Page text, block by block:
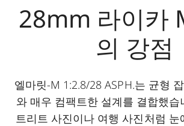
28mm 라이카
의 강점
엘마릿-M 1:2.8/28 ASPH.는 균형
와 매우 컴팩트한 설계를 결합했습
트리트 사진이나 여행 사진처럼